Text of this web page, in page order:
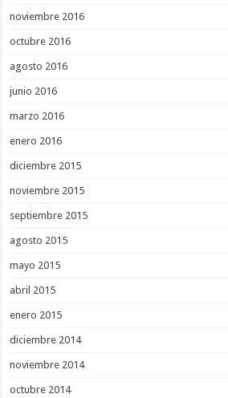
noviembre 2016
octubre 2016
agosto 2016
junio 2016
marzo 2016
enero 2016
diciembre 2015
noviembre 2015
septiembre 2015
agosto 2015
mayo 2015
abril 2015
enero 2015
diciembre 2014
noviembre 2014
octubre 2014